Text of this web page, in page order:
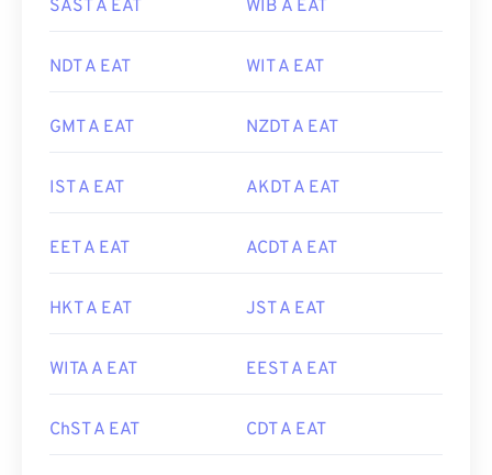
SAST A EAT WIB A EAT
NDT A EAT WIT A EAT
GMT A EAT NZDT A EAT
IST A EAT AKDT A EAT
EET A EAT ACDT A EAT
HKT A EAT JST A EAT
WITA A EAT EEST A EAT
ChST A EAT CDT A EAT